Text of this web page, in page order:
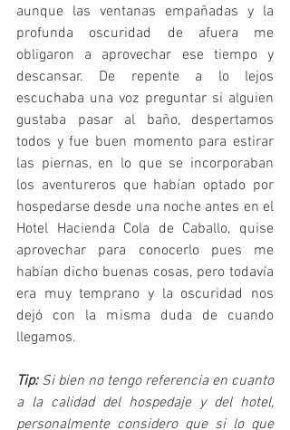
aunque las ventanas empañadas y la
profunda oscuridad de afuera me
obligaron a aprovechar ese tiempo y
descansar. De repente a lo lejos
escuchaba una voz preguntar si alguien
gustaba pasar al baño, despertamos
todos y fue buen momento para estirar
las piernas, en lo que se incorporaban
los aventureros que habían optado por
hospedarse desde una noche antes en el
Hotel Hacienda Cola de Caballo, quise
aprovechar para conocerlo pues me
habían dicho buenas cosas, pero todavía
era muy temprano y la oscuridad nos
dejó con la misma duda de cuando
llegamos.
Tip: Si bien no tengo referencia en cuanto
a la calidad del hospedaje y del hotel,
personalmente considero que si lo que